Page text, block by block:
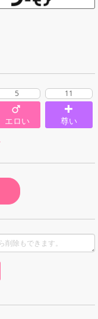
5
エロい
11
尊い